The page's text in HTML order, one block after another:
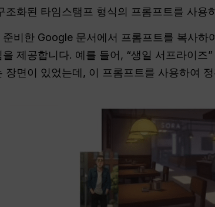
조화된 타임스탬프 형식의 프롬프트를 사
비한 Google 문서에서 프롬프트를 복사
제공합니다. 예를 들어, “생일 서프라이
장면이 있었는데, 이 프롬프트를 사용하여